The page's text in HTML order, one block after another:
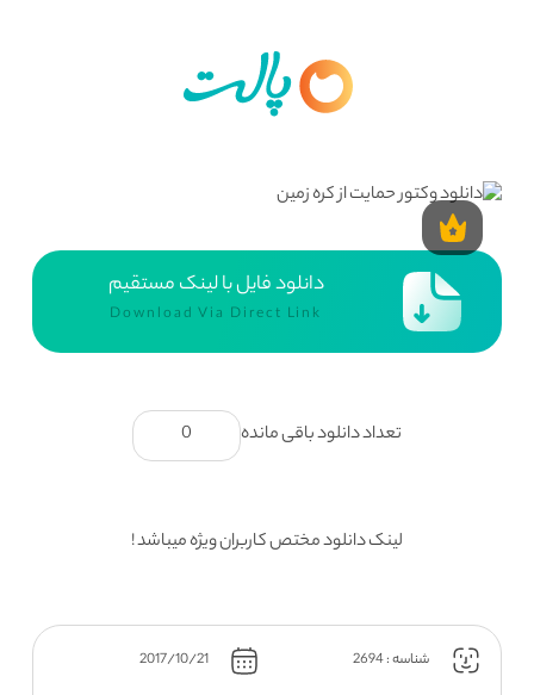
دانلود فایل با لینک مستقیم
Download Via Direct Link
تعداد دانلود باقی مانده 0
لینک دانلود مختص کاربران ویژه میباشد !
شناسه : 2694 2017/10/21